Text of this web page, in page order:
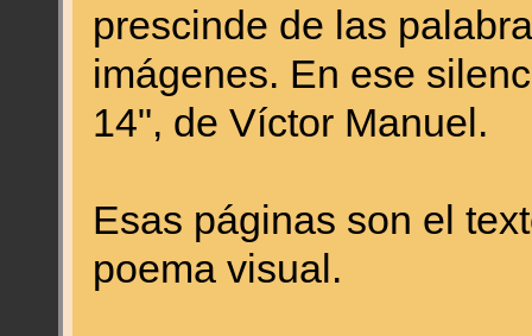
prescinde de las
imágenes. En ese
14", de Víctor Manuel.
Esas páginas son el
poema visual.